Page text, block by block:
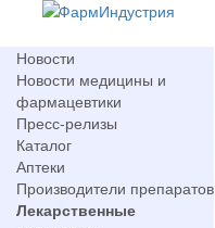
Новости
Новости медицины и
фармацевтики
Пресс-релизы
Каталог
Аптеки
Производители препаратов
Лекарственные